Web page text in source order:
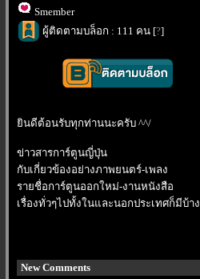
Smember
ผู้ติดตามบล็อก : 111 คน [?]
ินดีต้อนรับทุกท่านนะครับ ^^/
ข่าวสารการ์ตูนญี่ปุ่น
กับเกี่ยวข้องอย่างภาพยนตร์-เพลง
รายชื่อการ์ตูนออกใหม่-งานหนังสือ
เรื่องทั่วๆไปทั้งในและนอกประเทศก็มีบ้าง
New Comments